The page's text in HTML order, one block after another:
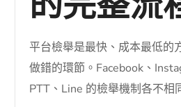
平台檢舉是最快、成本最低的
做錯的環節。Facebook、
PTT、Line 的檢舉機制各不相